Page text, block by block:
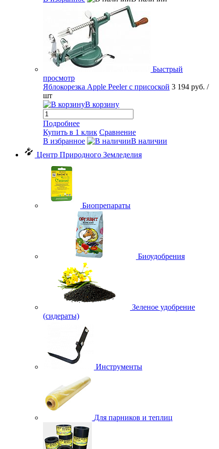
Быстрый
просмотр
Яблокорезка Apple Peeler с присоской 3 194 руб. /
шт
В корзину
Подробнее
Купить в 1 клик Сравнение
В избранное
В наличии
Центр Природного Земледелия
Биопрепараты
Биоудобрения
Зеленое удобрение
(сидераты)
Инструменты
Для парников и теплиц